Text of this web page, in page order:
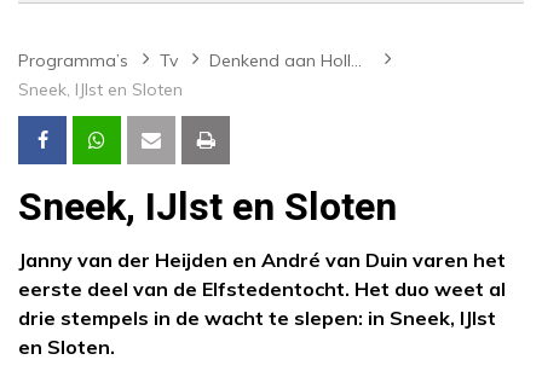
Programma’s Tv
Denkend aan Holland
Sneek, IJlst en Sloten
Sneek, IJlst en Sloten
Janny van der Heijden en André van Duin varen het
eerste deel van de Elfstedentocht. Het duo weet al
drie stempels in de wacht te slepen: in Sneek, IJlst
en Sloten.